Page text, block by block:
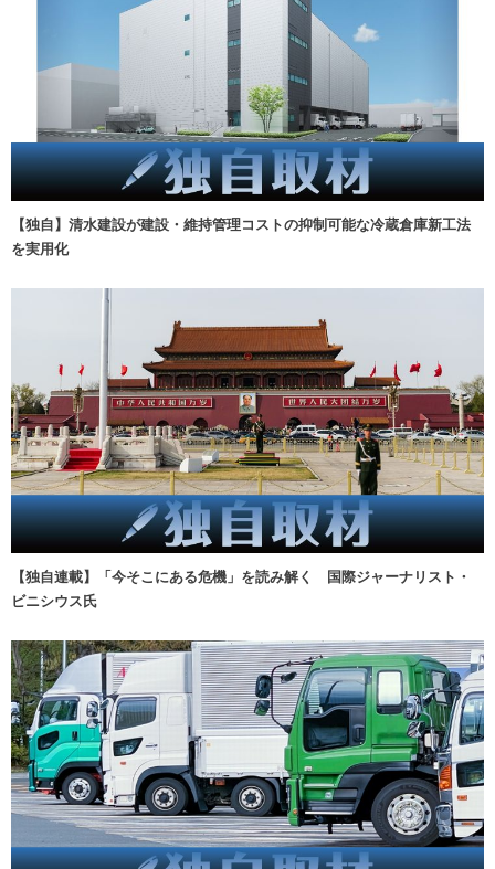
【独自】清水建設が建設・維持管理コストの抑制可能な冷蔵倉庫新工法
を実用化
【独自連載】「今そこにある危機」を読み解く 国際ジャーナリスト・
ビニシウス氏